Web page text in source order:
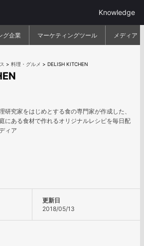
Knowledge
グ企業 マーケティングツール メディア
>料理・グルメ >DELISH KITCHEN
研究家をはじめとする食の専門家が作成した、
にある食材で作れるオリジナルレシピを毎日配
ィア
更新日
2018/05/13